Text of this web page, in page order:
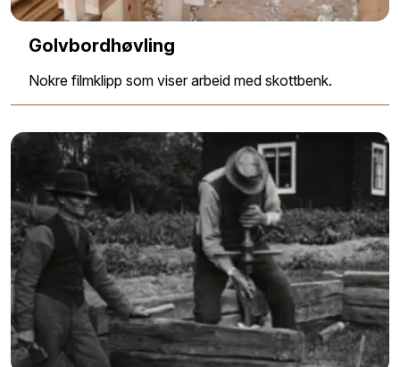
Golvbordhøvling
Nokre filmklipp som viser arbeid med skottbenk.